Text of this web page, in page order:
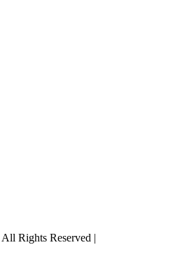
All Rights Reserved |